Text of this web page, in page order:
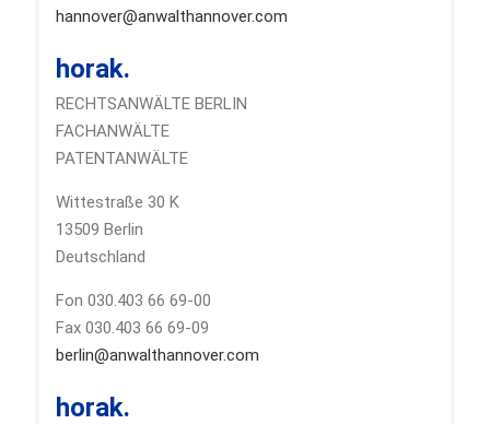
hannover@anwalthannover.com
horak.
RECHTSANWÄLTE BERLIN
FACHANWÄLTE
PATENTANWÄLTE
Wittestraße 30 K
13509 Berlin
Deutschland
Fon 030.403 66 69-00
Fax 030.403 66 69-09
berlin@anwalthannover.com
horak.